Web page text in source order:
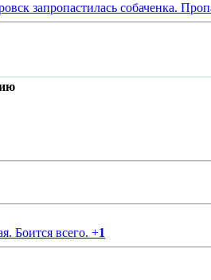
запропастилась собаченка.
Боится всего. +1